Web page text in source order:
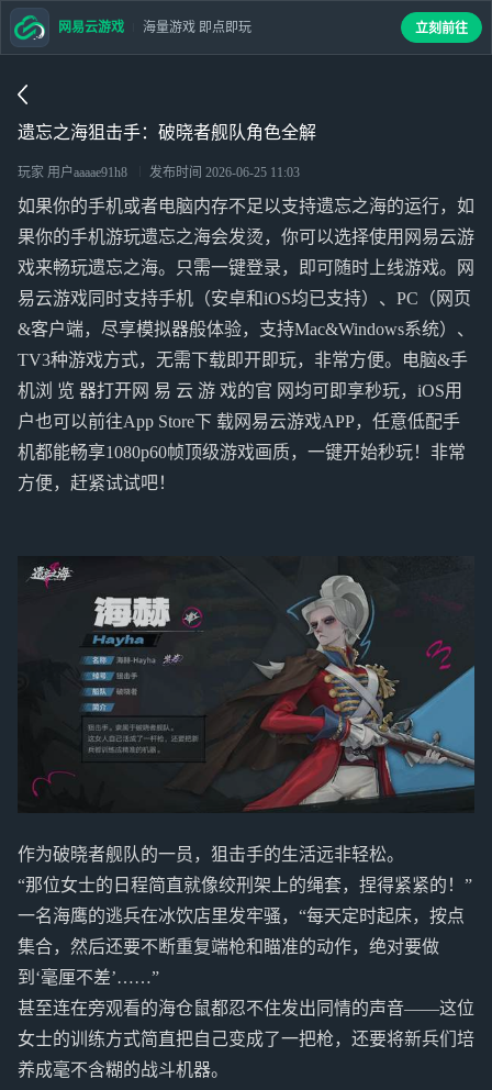
遗忘之海狙击手：破晓者舰队角色全解
玩家 用户aaaae91h8 发布时间 2026-06-25 11:03
如果你的手机或者电脑内存不足以支持遗忘之海的运行，如
果你的手机游玩遗忘之海会发烫，你可以选择使用网易云游
戏来畅玩遗忘之海。只需一键登录，即可随时上线游戏。网
易云游戏同时支持手机（安卓和iOS均已支持）、PC（网页
&客户端，尽享模拟器般体验，支持Mac&Windows系统）、
TV3种游戏方式，无需下载即开即玩，非常方便。电脑&手
机浏 览 器打开网 易 云 游 戏的官 网均可即享秒玩，iOS用
户也可以前往App Store下 载网易云游戏APP，任意低配手
机都能畅享1080p60帧顶级游戏画质，一键开始秒玩！非常
方便，赶紧试试吧！
作为破晓者舰队的一员，狙击手的生活远非轻松。
“那位女士的日程简直就像绞刑架上的绳套，捏得紧紧的！”
一名海鹰的逃兵在冰饮店里发牢骚，“每天定时起床，按点
集合，然后还要不断重复端枪和瞄准的动作，绝对要做
到‘毫厘不差’……”
甚至连在旁观看的海仓鼠都忍不住发出同情的声音——这位
女士的训练方式简直把自己变成了一把枪，还要将新兵们培
养成毫不含糊的战斗机器。
网易云游戏 海量游戏 即点即玩 立刻前往